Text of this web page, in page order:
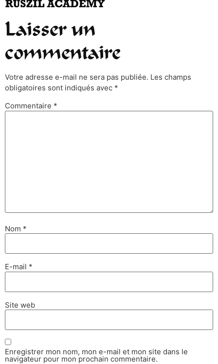
Laisser un
commentaire
Votre adresse e-mail ne sera pas publiée. Les champs
obligatoires sont indiqués avec *
Commentaire *
Nom *
E-mail *
Site web
Enregistrer mon nom, mon e-mail et mon site dans le
navigateur pour mon prochain commentaire.